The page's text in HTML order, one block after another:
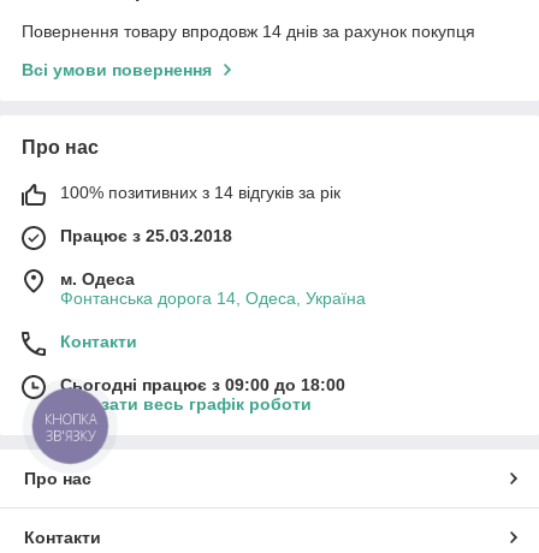
Повернення товару впродовж 14 днів за рахунок покупця
Всі умови повернення
Про нас
100% позитивних з 14 відгуків за рік
Працює з 25.03.2018
м. Одеса
Фонтанська дорога 14, Одеса, Україна
Контакти
Сьогодні працює з 09:00 до 18:00
Показати весь графік роботи
Про нас
Контакти
КНОПКА
ЗВ'ЯЗКУ